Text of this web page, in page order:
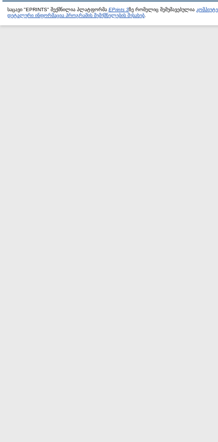
საცავი "EPRINTS" შექმნილია პლატფორმა EPrints 3ზე რომელიც შემუშავებულია
დეტალური ინფორმაცია პროგრამის შემქმნელების შესახებ.